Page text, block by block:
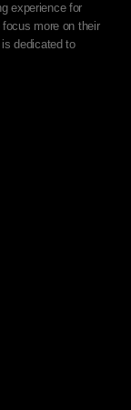
experience for
more on their
dedicated to